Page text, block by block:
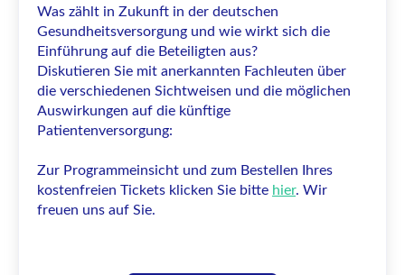
Was zählt in Zukunft in der deutschen
Gesundheitsversorgung und wie wirkt sich die
Einführung auf die Beteiligten aus?
Diskutieren Sie mit anerkannten Fachleuten über
die verschiedenen Sichtweisen und die möglichen
Auswirkungen auf die künftige
Patientenversorgung:
Zur Programmeinsicht und zum Bestellen Ihres
kostenfreien Tickets klicken Sie bitte hier. Wir
freuen uns auf Sie.